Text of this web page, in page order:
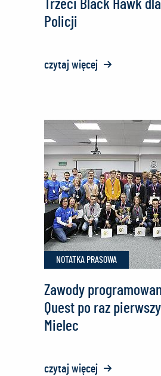
Trzeci Black Hawk
Policji
czytaj więcej o:
Hawk
dla
Polskiej
Policji
NOTATKA PRASOWA
Zawody
Quest po raz
Mielec
czytaj więcej o: